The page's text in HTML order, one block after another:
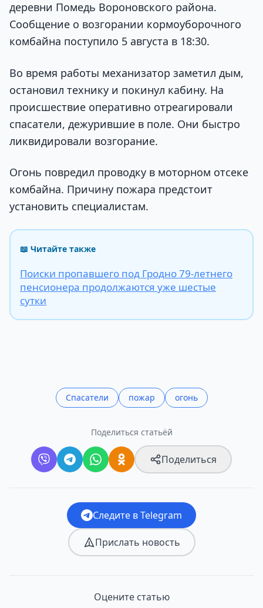
деревни Помедь Вороновского района.
Сообщение о возгорании кормоуборочного
комбайна поступило 5 августа в 18:30.
Во время работы механизатор заметил дым,
остановил технику и покинул кабину. На
происшествие оперативно отреагировали
спасатели, дежурившие в поле. Они быстро
ликвидировали возгорание.
Огонь повредил проводку в моторном отсеке
комбайна. Причину пожара предстоит
установить специалистам.
📖 Читайте также
Поиски пропавшего под Гродно 79-летнего
пенсионера продолжаются уже шестые
сутки
Спасатели пожар огонь
Поделиться статьёй
Поделиться
Следите в Telegram
Прислать новость
Оцените статью